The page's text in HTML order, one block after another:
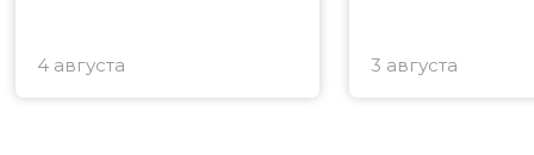
4 августа 3 августа